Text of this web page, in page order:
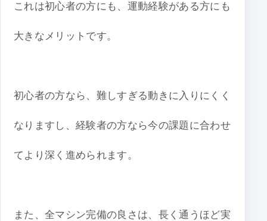
これは初心者の方にも、運動経験がある方にも
大きなメリットです。
初心者の方なら、難しすぎる動きに入りにくく
なりますし、経験者の方なら今の課題に合わせ
てより深く進められます。
また、全マシン完備の良さは、長く通うほど実